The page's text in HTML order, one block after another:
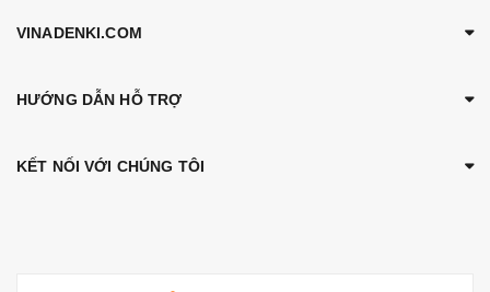
VINADENKI.COM
HƯỚNG DẪN HỖ TRỢ
KẾT NỐI VỚI CHÚNG TÔI